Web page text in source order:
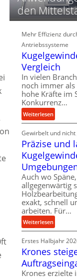
d
i
e
P
f
o
r
m
a
n
c
e
b
e
i
D
ü
k
p
r
o
z
s
den
Mehr Effizienz
Antriebssysteme
Vergleich
In vielen
noch immer
hohe Kräfte im
Konkurrenz…
Weiterlesen:
K
u
g
l
g
e
w
i
n
d
e
r
i
e
b
Gewirbelt und
Präzise und
Auch wo
allgegenwärtig
exakt, schnell
arbeiten. Für…
Weiterlesen:
P
r
ä
i
Erstes Halbjahr
Krones
Krones erzielte